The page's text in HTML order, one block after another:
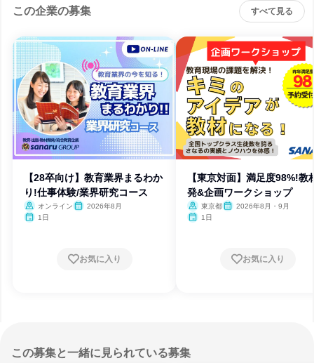
この企業の募集 すべて見る
【28卒向け】教育業界まるわか
り!仕事体験/業界研究コース
オンライン
2026年8月
1日
お気に入り
【東京対面】満足度98%!教
発&企画ワークショップ
東京都
2026年8月・9月
1日
お気に入り
この募集と一緒に見られている募集